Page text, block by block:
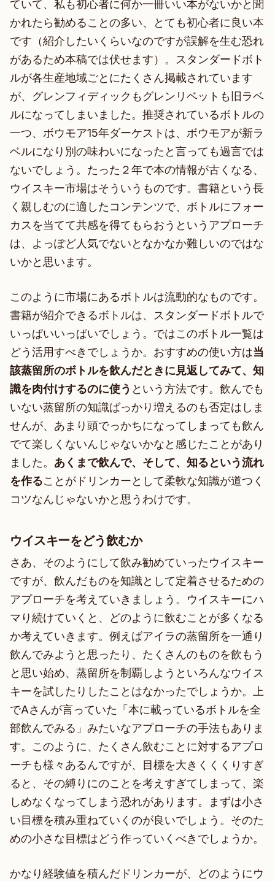
ていて、私も初心者に何か一冊いい本がないかと聞
かれたら勧めることの多い、とても初心者に良い本
です（紹介したいくらいなのですが誤解を生む恐れ
があるため本稿では伏せます）。スタンダードボト
ルが各生産地域ごとにたくさん掲載されています
が、グレンフィディックもグレンリベットも旧ラベ
ルになってしまいました。推奨されているボトルの
一つ、ボウモア15年ダーケストは、ボウモアが新ラ
ベルになり別の味わいになったと言っても過言では
ないでしょう。たった２年で本の情報が古くなる、
ウイスキー市場はそういうものです。書籍という長
く親しむのに適したコンテンツで、ボトルにフォー
カスを当てて共感を得てもらおうというアプローチ
は、よっぽど人気でないとなかなか難しいのではな
いかと思います。
このように市場にあるボトルは流動的なものです。
書籍が紹介できるボトルは、スタンダードボトルで
いっぱいいっぱいでしょう。ではこのボトル一覧は
どう活用すべきでしょうか。おすすめの使い方は当
該蒸留所のボトルを飲んだときに見返してみて、知
識を肉付けするのに使う という方法です。飲んでも
いない蒸留所の知識ばっかり増えるのも否定はしま
せんが、あまり頭でっかちになってしまっても飲ん
でて楽しくないんじゃないかなと感じたことがあり
ました。 あくまで飲んで、そして、知るという流れ
を作ることがドリンカーとして柔軟な知識が道つく
コツなんじゃないかと思うわけです。
ウイスキーをどう飲むか
さあ、そのようにして飲み勧めていったウイスキー
ですが、飲んだものを知識として定着させるための
アプローチを考えていきましょう。ウイスキーにハ
マり続けていくと、どのように飲むことが多くなる
か考えていきます。例えばアイラの蒸留所を一通り
飲んでみようと思ったり、たくさんのものを飲もう
と思い始め、蒸留所を制覇しようといろんなウイス
キーを試したりしたことはなかったでしょうか。上
でAさんが言っていた「本に載っているボトルを全
部飲んでみる」みたいなアプローチの手法もありま
す。このように、たくさん飲むことに対するアプロ
ーチも様々あるんですが、目標を大きくくくりすぎ
ると、その縛りにのことを考えすぎてしまって、楽
しめなくなってしまう恐れがあります。まずは小さ
い目標を積み重ねていくのが良いでしょう。そのた
めの小さな目標はどう作っていくべきでしょうか。
かなり経験値を積んだドリンカーが、どのようにウ